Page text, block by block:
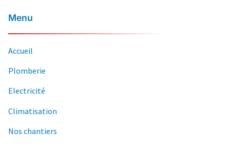
Menu
Accueil
Plomberie
Electricité
Climatisation
Nos chantiers